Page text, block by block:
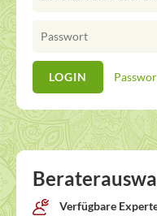
Verfügbare